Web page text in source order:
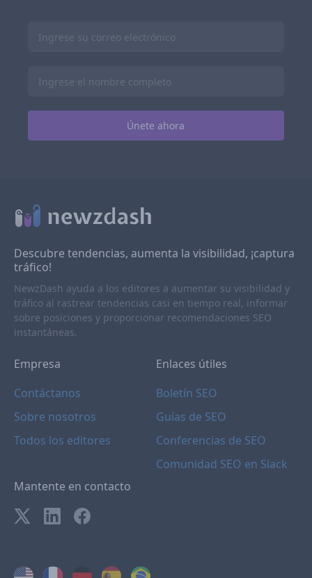
Descubre tendencias, aumenta la visibilidad, ¡captura
tráfico!
NewzDash ayuda a los editores a aumentar su visibilidad y
tráfico al rastrear tendencias casi en tiempo real, informar
sobre posiciones y proporcionar recomendaciones SEO
instantáneas.
Empresa
Contáctanos
Sobre nosotros
Todos los editores
Enlaces útiles
Boletín SEO
Guías de SEO
Conferencias de SEO
Comunidad SEO en Slack
Mantente en contacto